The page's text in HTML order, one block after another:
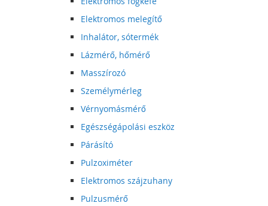
Elektromos melegítő
Inhalátor, sótermék
Lázmérő, hőmérő
Masszírozó
Személymérleg
Vérnyomásmérő
Egészségápolási eszköz
Párásító
Pulzoximéter
Elektromos szájzuhany
Pulzusmérő